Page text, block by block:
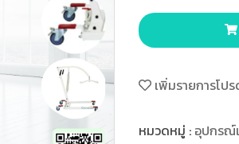
เพิ่มรายการโป
หมวดหมู่ : อุปกรณ์